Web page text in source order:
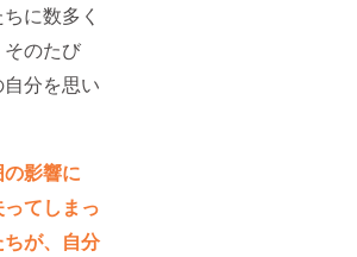
に数多く
のたび
分を思い
影響に
てしまっ
が、自分